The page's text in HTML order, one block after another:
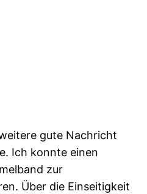
gute Nachricht
Ich konnte einen
zur
Über die Einseitigkeit